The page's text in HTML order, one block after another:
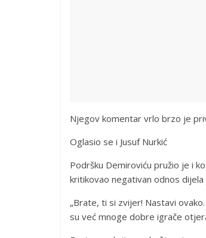
Njegov komentar vrlo brzo je
Oglasio se i Jusuf Nurkić
Podršku Demiroviću pružio je i
kritikovao negativan odnos
„Brate, ti si zvijer! Nastavi
su već mnoge dobre igrače